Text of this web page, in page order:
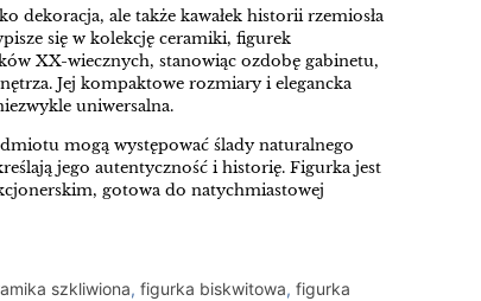
dekoracja, ale także kawałek historii rzemiosła
się w kolekcję ceramiki, figurek
XX-wiecznych, stanowiąc ozdobę gabinetu,
Jej kompaktowe rozmiary i elegancka
uniwersalna.
mogą występować ślady naturalnego
jego autentyczność i historię. Figurka jest
gotowa do natychmiastowej
szkliwiona, figurka biskwitowa, figurka